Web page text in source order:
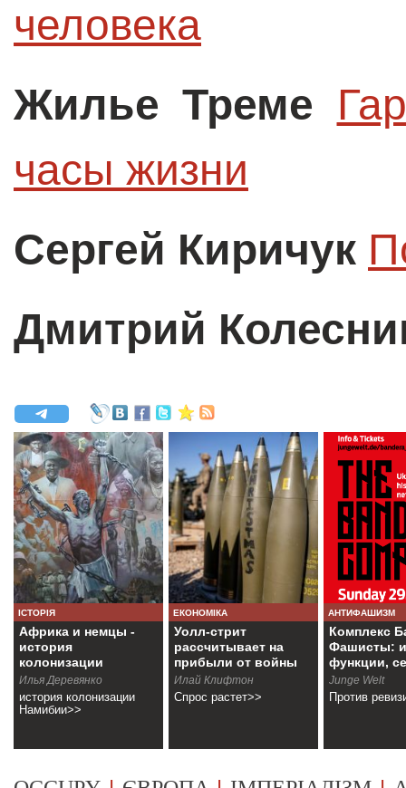
человека
Жилье Треме
часы жизни
Сергей Киричук
Дмитрий
ІСТОРІЯ
Африка и немцы -
история
колонизации
Намибии
Илья Деревянко
история колонизации
Намибии>>
ЕКОНОМІКА
Уолл-стрит
рассчитывает на
прибыли от войны
Илай Клифтон
Спрос растет>>
АНТИФАШИЗМ
Комплекс
Фашисты:
функции,
Junge Welt
Против